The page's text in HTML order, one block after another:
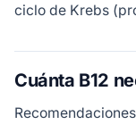
ciclo de Krebs
Cuánta B12